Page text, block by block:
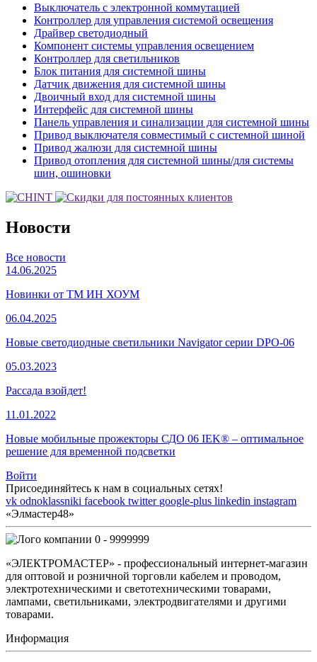
Выключатель с электронной коммутацией
Контроллер для управления системой освещения
Драйвер светодиодный
Компонент системы управления освещением
Контроллер для светильников
Блок питания для системной шины
Датчик движения для системной шины
Двоичный вход для системной шины
Интерфейс для системной шины
Панель управления и синализации для системной шины
Привод выключателя совместимый с системной шиной
Привод жалюзи для системной шины
Привод отопления для системной шины/для системы
шин, ошиновки
Новости
Все новости
14.06.2025
Новинки от ТМ ИН ХОУМ
06.04.2025
Новые светодиодные светильники Navigator серии DPO-06
05.03.2023
Рассада взойдет!
11.01.2022
Новые мобильные прожекторы СДО 06 IEK® – оптимальное
решение для временной подсветки
Войти
Присоединяйтесь к нам в социальных сетях!
vk odnoklassniki facebook twitter google-plus linkedin instagram
«Элмастер48»
0 - 9999999
«ЭЛЕКТРОМАСТЕР» - профессиональный интернет-магазин
для оптовой и розничной торговли кабелем и проводом,
электротехническими и светотехническими товарами,
лампами, светильниками, электродвигателями и другими
товарами.
Информация